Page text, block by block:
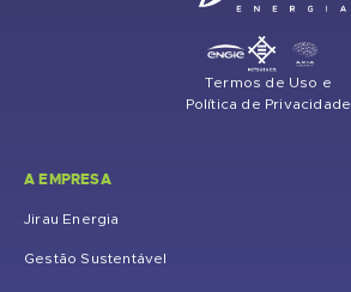
Termos de Uso e
Política de Privacidade
A EMPRESA
Jirau Energia
Gestão Sustentável